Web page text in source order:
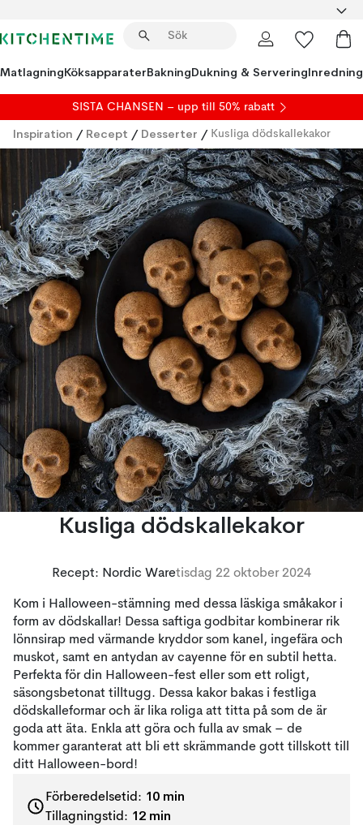
MatlagningKöksapparaterBakningDukning & ServeringInredning
SISTA CHANSEN – upp till 50% rabatt
Inspiration / Recept / Desserter / Kusliga dödskallekakor
Kusliga dödskallekakor
Recept: Nordic Waretisdag 22 oktober 2024
Kom i Halloween-stämning med dessa läskiga småkakor i
form av dödskallar! Dessa saftiga godbitar kombinerar rik
lönnsirap med värmande kryddor som kanel, ingefära och
muskot, samt en antydan av cayenne för en subtil hetta.
Perfekta för din Halloween-fest eller som ett roligt,
säsongsbetonat tilltugg. Dessa kakor bakas i festliga
dödskalleformar och är lika roliga att titta på som de är
goda att äta. Enkla att göra och fulla av smak – de
kommer garanterat att bli ett skrämmande gott tillskott till
ditt Halloween-bord!
Förberedelsetid: 10 min
Tillagningstid: 12 min